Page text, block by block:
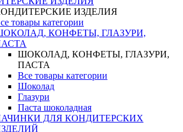
ИЗДЕЛИЯ
товары категории
КОНФЕТЫ, ГЛАЗУРИ,
ШОКОЛАД, КОНФЕТЫ, ГЛАЗУРИ,
ПАСТА
Все товары категории
Шоколад
Глазури
Паста шоколадная
ДЛЯ КОНДИТЕРСКИХ